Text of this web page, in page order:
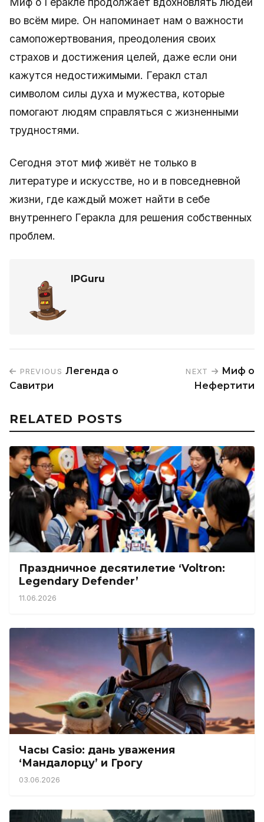
во всём мире. Он напоминает нам о важности
самопожертвования, преодоления своих
страхов и достижения целей, даже если они
кажутся недостижимыми. Геракл стал
символом силы духа и мужества, которые
помогают людям справляться с жизненными
трудностями.
Сегодня этот миф живёт не только в
литературе и искусстве, но и в повседневной
жизни, где каждый может найти в себе
внутреннего Геракла для решения собственных
проблем.
IPGuru
PREVIOUS Легенда о
Савитри
NEXT
Миф о
Нефертити
RELATED POSTS
Праздничное десятилетие ‘Voltron:
Legendary Defender’
11.06.2026
Часы Casio: дань уважения
‘Мандалорцу’ и Грогу
03.06.2026